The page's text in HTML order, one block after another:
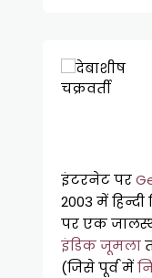
इंटरनेट पर
2003 में हिन्दी
पर एक
इंडिक जूमला
(जिसे पूर्व में